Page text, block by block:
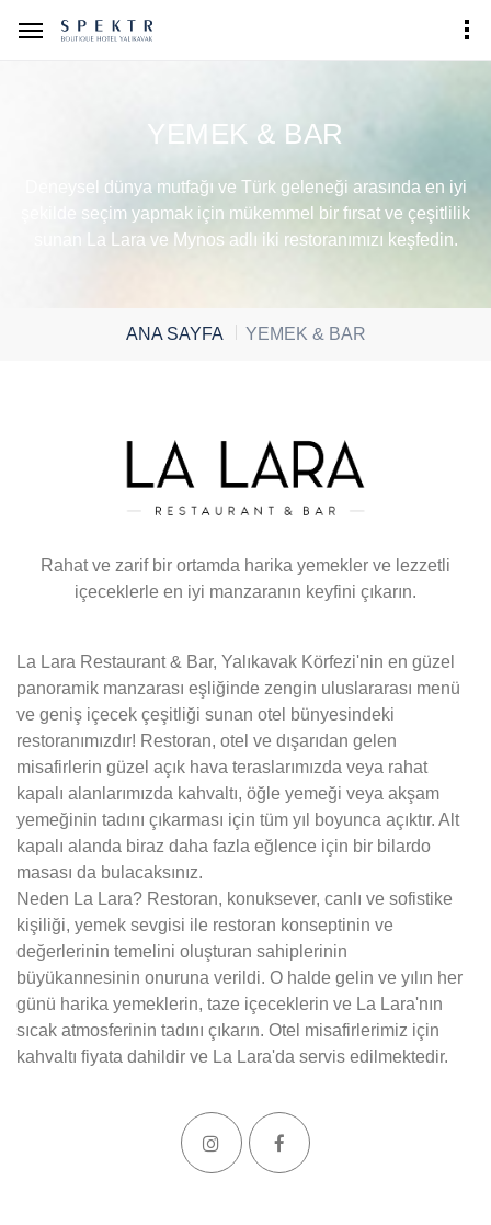
YEMEK & BAR
Deneysel dünya mutfağı ve Türk geleneği arasında en iyi
şekilde seçim yapmak için mükemmel bir fırsat ve çeşitlilik
sunan La Lara ve Mynos adlı iki restoranımızı keşfedin.
ANA SAYFA YEMEK & BAR
Rahat ve zarif bir ortamda harika yemekler ve lezzetli
içeceklerle en iyi manzaranın keyfini çıkarın.
La Lara Restaurant & Bar, Yalıkavak Körfezi'nin en güzel
panoramik manzarası eşliğinde zengin uluslararası menü
ve geniş içecek çeşitliği sunan otel bünyesindeki
restoranımızdır! Restoran, otel ve dışarıdan gelen
misafirlerin güzel açık hava teraslarımızda veya rahat
kapalı alanlarımızda kahvaltı, öğle yemeği veya akşam
yemeğinin tadını çıkarması için tüm yıl boyunca açıktır. Alt
kapalı alanda biraz daha fazla eğlence için bir bilardo
masası da bulacaksınız.
Neden La Lara? Restoran, konuksever, canlı ve sofistike
kişiliği, yemek sevgisi ile restoran konseptinin ve
değerlerinin temelini oluşturan sahiplerinin
büyükannesinin onuruna verildi. O halde gelin ve yılın her
günü harika yemeklerin, taze içeceklerin ve La Lara'nın
sıcak atmosferinin tadını çıkarın. Otel misafirlerimiz için
kahvaltı fiyata dahildir ve La Lara'da servis edilmektedir.